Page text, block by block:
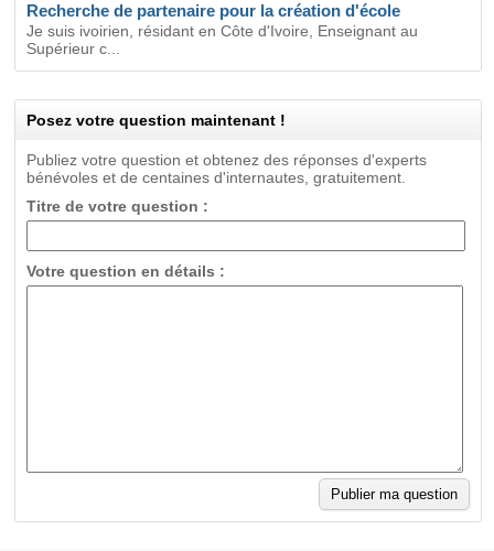
Recherche de partenaire pour la création d'école
Je suis ivoirien, résidant en Côte d'Ivoire, Enseignant au
Supérieur c...
Posez votre question maintenant !
Publiez votre question et obtenez des réponses d'experts
bénévoles et de centaines d'internautes, gratuitement.
Titre de votre question :
Votre question en détails :